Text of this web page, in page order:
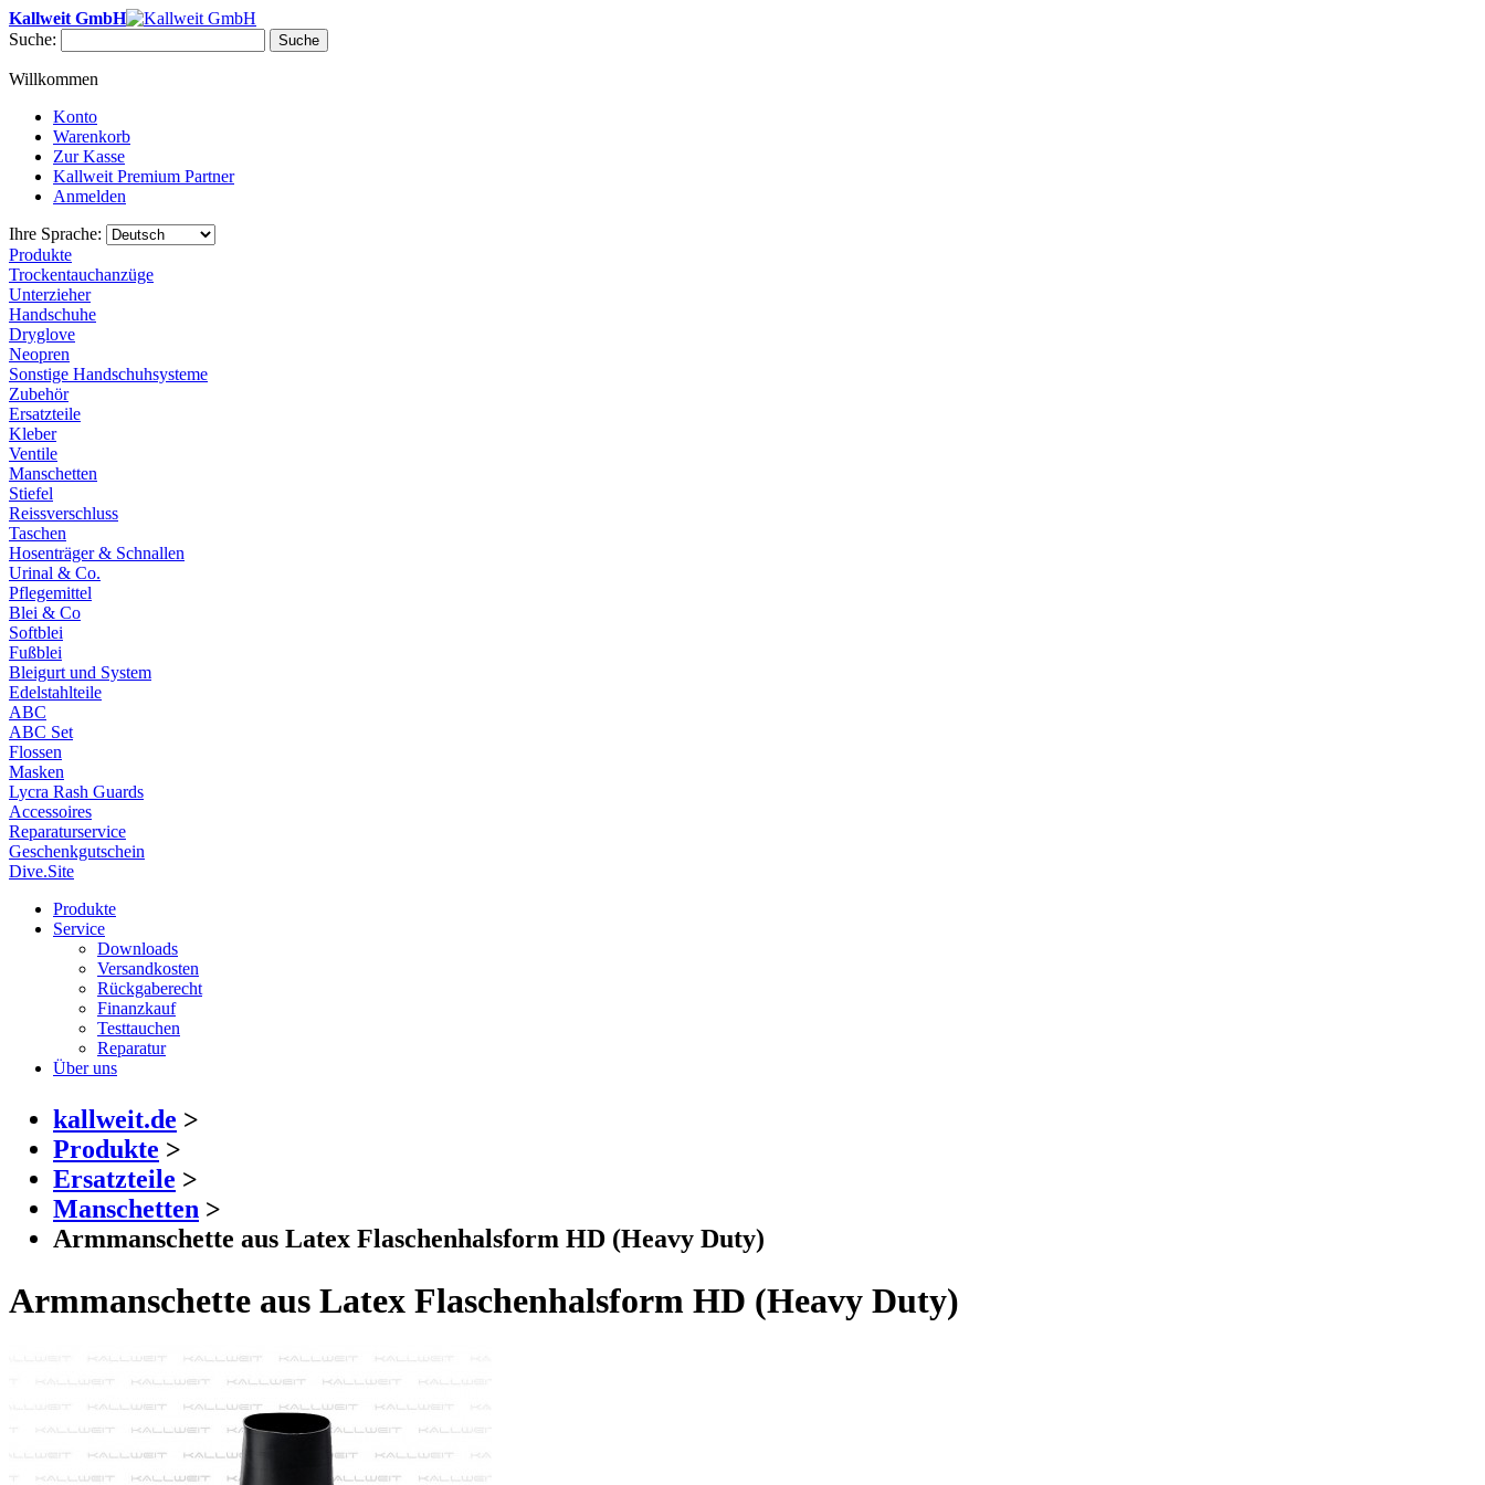
Kallweit GmbH
Suche:
Suche
Willkommen
Konto
Warenkorb
Zur Kasse
Kallweit Premium Partner
Anmelden
Ihre Sprache:
Produkte
Trockentauchanzüge
Unterzieher
Handschuhe
Dryglove
Neopren
Sonstige Handschuhsysteme
Zubehör
Ersatzteile
Kleber
Ventile
Manschetten
Stiefel
Reissverschluss
Taschen
Hosenträger & Schnallen
Urinal & Co.
Pflegemittel
Blei & Co
Softblei
Fußblei
Bleigurt und System
Edelstahlteile
ABC
ABC Set
Flossen
Masken
Lycra Rash Guards
Accessoires
Reparaturservice
Geschenkgutschein
Dive.Site
Produkte
Service
Downloads
Versandkosten
Rückgaberecht
Finanzkauf
Testtauchen
Reparatur
Über uns
kallweit.de >
Produkte >
Ersatzteile >
Manschetten >
Armmanschette aus Latex Flaschenhalsform HD (Heavy Duty)
Armmanschette aus Latex Flaschenhalsform HD (Heavy Duty)